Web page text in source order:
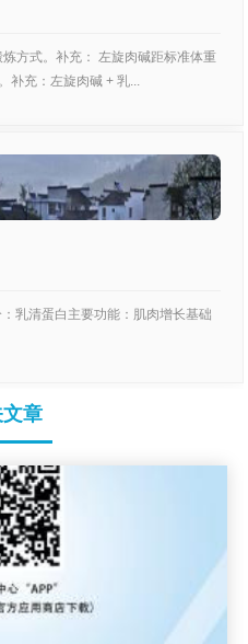
方式。补充： 左旋肉碱距标准体重
补充：左旋肉碱 + 乳...
乳清蛋白主要功能：肌肉增长基础
章